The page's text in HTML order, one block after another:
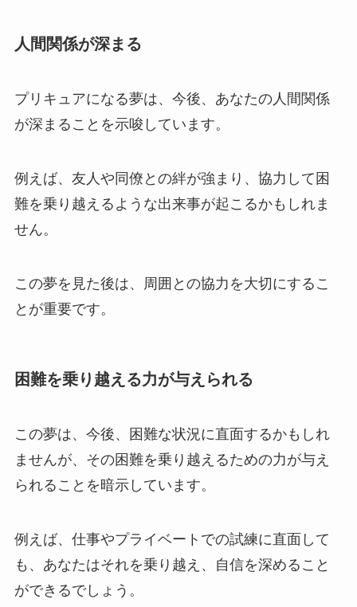
人間関係が深まる
プリキュアになる夢は、今後、あなたの人間関係
が深まることを示唆しています。
例えば、友人や同僚との絆が強まり、協力して困
難を乗り越えるような出来事が起こるかもしれま
せん。
この夢を見た後は、周囲との協力を大切にするこ
とが重要です。
困難を乗り越える力が与えられる
この夢は、今後、困難な状況に直面するかもしれ
ませんが、その困難を乗り越えるための力が与え
られることを暗示しています。
例えば、仕事やプライベートでの試練に直面して
も、あなたはそれを乗り越え、自信を深めること
ができるでしょう。